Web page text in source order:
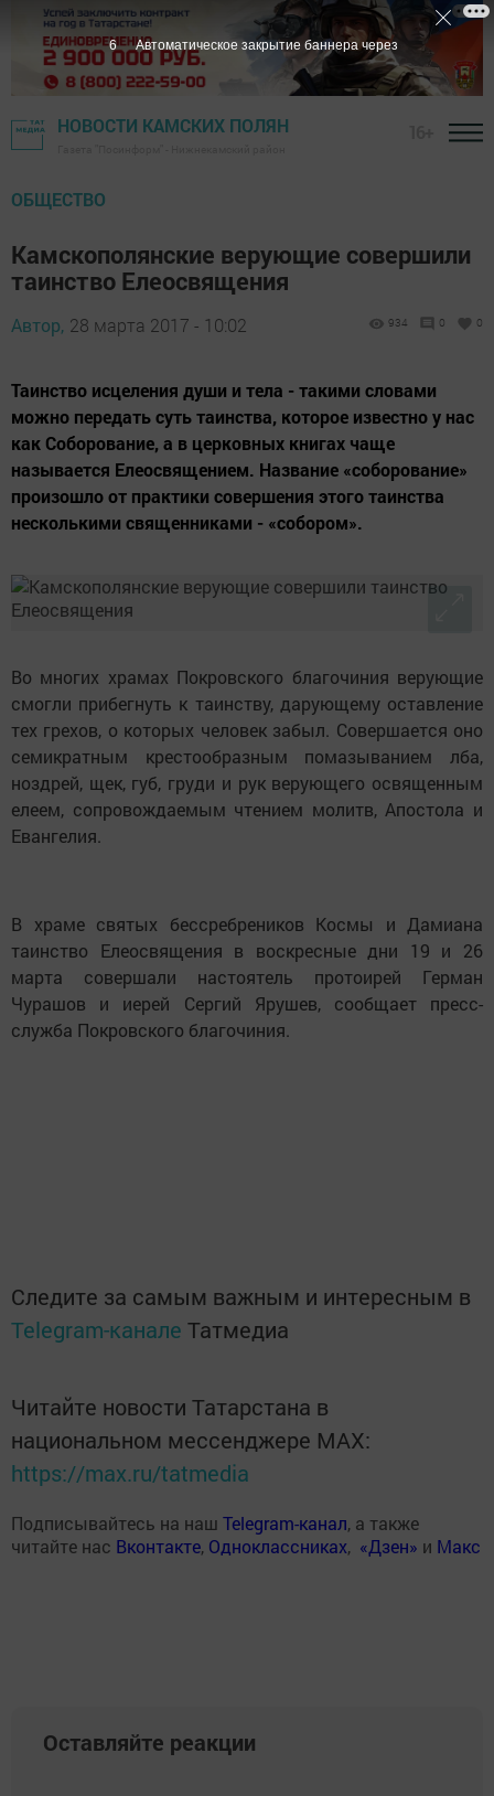
НОВОСТИ КАМСКИХ ПОЛЯН
ОБЩЕСТВО
Камскополянские верующие совершили
таинство Елеосвящения
Автор, 28 марта 2017 - 10:02 934 0 0
Таинство исцеления души и тела - такими словами
можно передать суть таинства, которое известно у нас
как Соборование, а в церковных книгах чаще
называется Елеосвящением. Название «соборование»
произошло от практики совершения этого таинства
несколькими священниками - «собором».
Во многих храмах Покровского благочиния верующие
смогли прибегнуть к таинству, дарующему оставление
тех грехов, о которых человек забыл. Совершается оно
семикратным крестообразным помазыванием лба,
ноздрей, щек, губ, груди и рук верующего освященным
елеем, сопровождаемым чтением молитв, Апостола и
Евангелия.
В храме святых бессребреников Космы и Дамиана
таинство Елеосвящения в воскресные дни 19 и 26
марта совершали настоятель протоирей Герман
Чурашов и иерей Сергий Ярушев, сообщает пресс-
служба Покровского благочиния.
Следите за самым важным и интересным в
Telegram-канале Татмедиа
Читайте новости Татарстана в
национальном мессенджере MАХ:
https://max.ru/tatmedia
Подписывайтесь на наш Telegram-канал, а также
читайте нас Вконтакте, Одноклассниках, «Дзен» и Макс
Оставляйте реакции
5 Автоматическое закрытие баннера через